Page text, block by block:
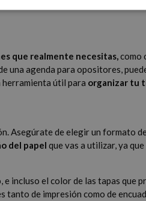
que realmente necesitas,como
una agenda para opositores,
herramienta útil para organizar tu
Asegúrate de elegir un formato
del papel que vas a utilizar, ya
e incluso el color de las tapas que
tanto de impresión como de